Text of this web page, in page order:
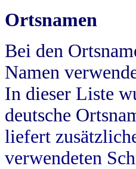
Ortsnamen
Bei den
Namen
In dieser Liste
deutsche
liefert
verwendeten